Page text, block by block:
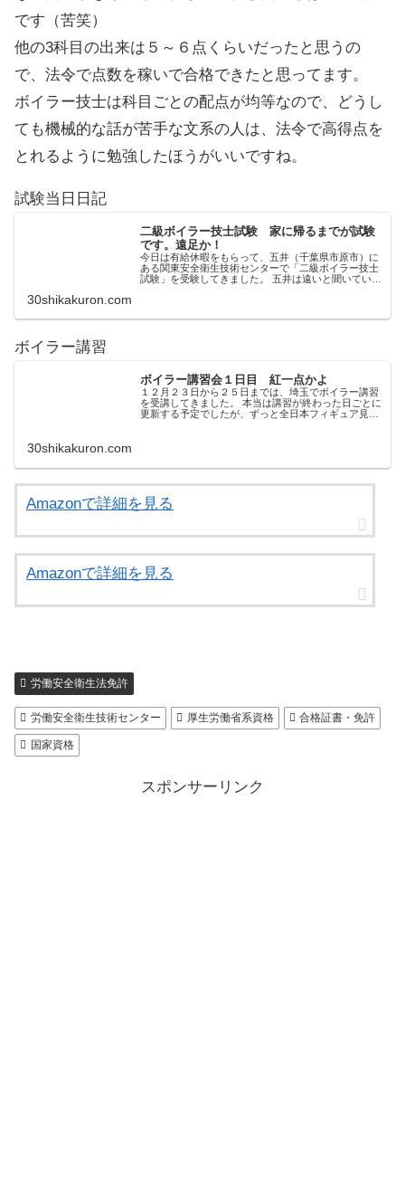
です（苦笑）
他の3科目の出来は５～６点くらいだったと思うの
で、法令で点数を稼いで合格できたと思ってます。
ボイラー技士は科目ごとの配点が均等なので、どうし
ても機械的な話が苦手な文系の人は、法令で高得点を
とれるように勉強したほうがいいですね。
試験当日日記
二級ボイラー技士試験 家に帰るまでが試験
です。遠足か！
今日は有給休暇をもらって、五井（千葉県市原市）に
ある関東安全衛生技術センターで「二級ボイラー技士
試験」を受験してきました。 五井は遠いと聞いていた
30shikakuron.com
ボイラー講習
ボイラー講習会１日目 紅一点かよ
１２月２３日から２５日までは、埼玉でボイラー講習
を受講してきました。 本当は講習が終わった日ごとに
更新する予定でしたが、ずっと全日本フィギュア見て
30shikakuron.com
Amazonで詳細を見る
Amazonで詳細を見る
労働安全衛生法免許
労働安全衛生技術センター 厚生労働省系資格 合格証書・免許
国家資格
スポンサーリンク